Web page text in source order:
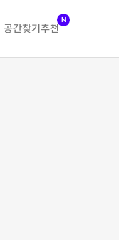
공간찾기 추천
N